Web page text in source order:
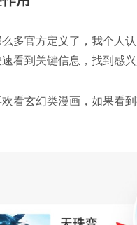
多官方定义了，我个人
看到关键信息，找到感兴
看玄幻类漫画，如果看